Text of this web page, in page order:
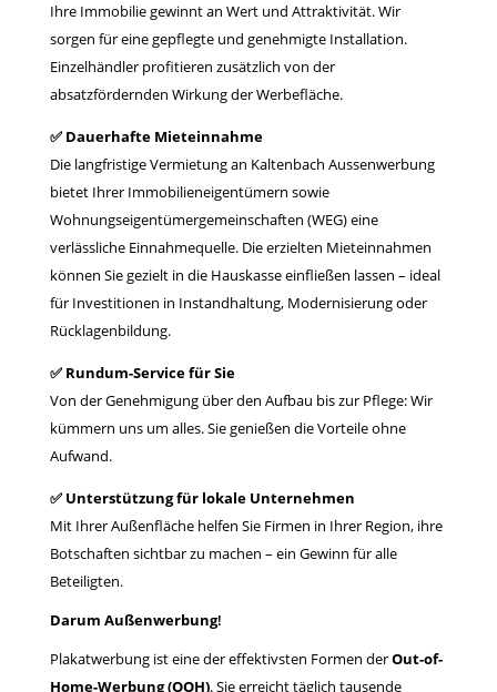
Ihre Immobilie gewinnt an Wert und Attraktivität. Wir
sorgen für eine gepflegte und genehmigte Installation.
Einzelhändler profitieren zusätzlich von der
absatzfördernden Wirkung der Werbefläche.
✅ Dauerhafte Mieteinnahme
Die langfristige Vermietung an Kaltenbach Aussenwerbung
bietet Ihrer Immobilieneigentümern sowie
Wohnungseigentümergemeinschaften (WEG) eine
verlässliche Einnahmequelle. Die erzielten Mieteinnahmen
können Sie gezielt in die Hauskasse einfließen lassen – ideal
für Investitionen in Instandhaltung, Modernisierung oder
Rücklagenbildung.
✅ Rundum-Service für Sie
Von der Genehmigung über den Aufbau bis zur Pflege: Wir
kümmern uns um alles. Sie genießen die Vorteile ohne
Aufwand.
✅ Unterstützung für lokale Unternehmen
Mit Ihrer Außenfläche helfen Sie Firmen in Ihrer Region, ihre
Botschaften sichtbar zu machen – ein Gewinn für alle
Beteiligten.
Darum Außenwerbung!
Plakatwerbung ist eine der effektivsten Formen derOut-of-
Home-Werbung (OOH). Sie erreicht täglich tausende